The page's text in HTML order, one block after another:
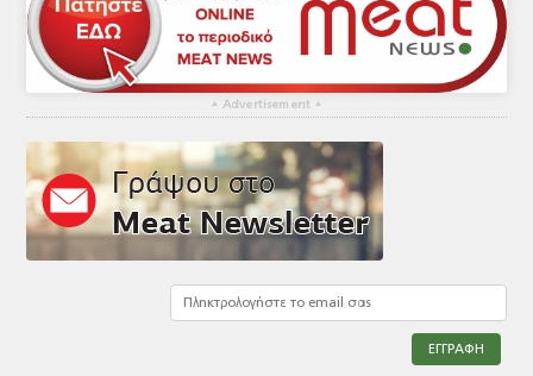
▴ Advertisement ▴